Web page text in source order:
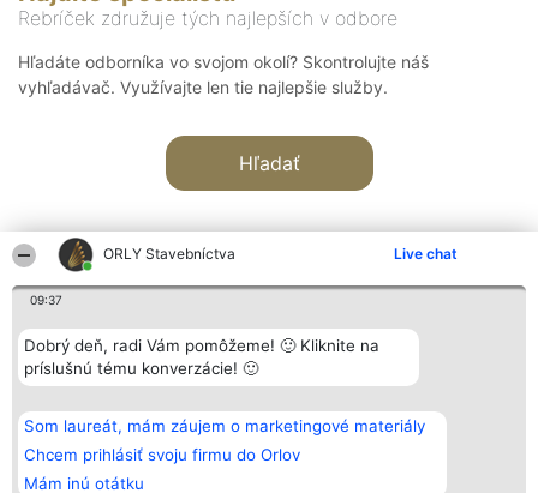
ORLY Stavebníctva Live chat
09:37
Dobrý deň, radi Vám pomôžeme! 🙂 Kliknite na
príslušnú tému konverzácie! 🙂
Som laureát, mám záujem o marketingové materiály
Chcem prihlásiť svoju firmu do Orlov
Mám inú otátku
Rebríček združuje tých najlepších v odbore
Hľadáte odborníka vo svojom okolí? Skontrolujte náš
vyhľadávač. Využívajte len tie najlepšie služby.
Hľadať
Organizátor hodnotenia
Bright Side Solutions sp. z o.
o. sp. k.
Wrocław 50-079
KRS 0000749100 | Regon
381313360 | NIP 8943132676
+48 508 492 400
Hodnotenie
Laureáti
Lista
Laureatów
Podmienky
Obchodné
podmienky
Kontakt
Kontakt